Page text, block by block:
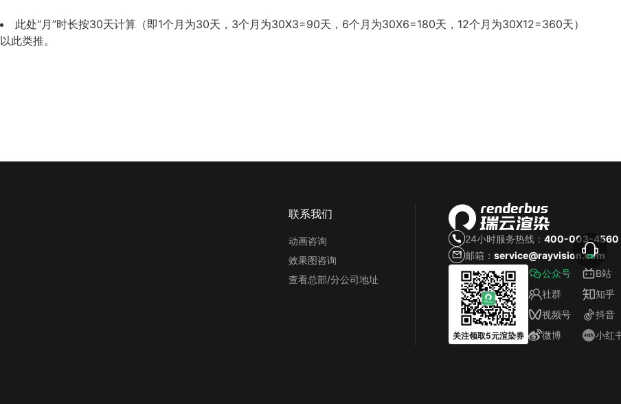
此处“月”时长按30天计算（即1个月为30天，3个月为30X3=90天，6个月为30X6=180天，12个月为30X12=360天）
以此类推。
联系我们
动画咨询
效果图咨询
查看总部/分公司地址
24小时服务热线：400-003-4560
邮箱：service@rayvision.com
关注领取5元渲染券
公众号
社群
视频号
微博
B站
知乎
抖音
小红